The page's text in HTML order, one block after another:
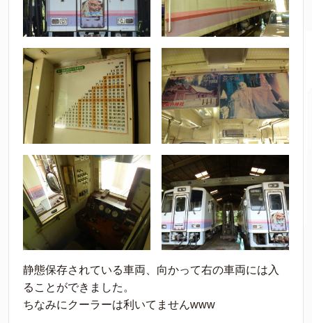
静態保存されている車両、向かって右の車両には入
ることができました。
ちなみにクーラーは利いてませんwww